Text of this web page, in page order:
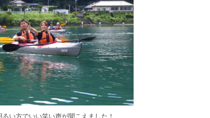
るい方でいい笑い声が聞こえました！